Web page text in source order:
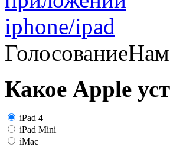
Голосование
Какое Apple
iPad 4
iPad Mini
iMac